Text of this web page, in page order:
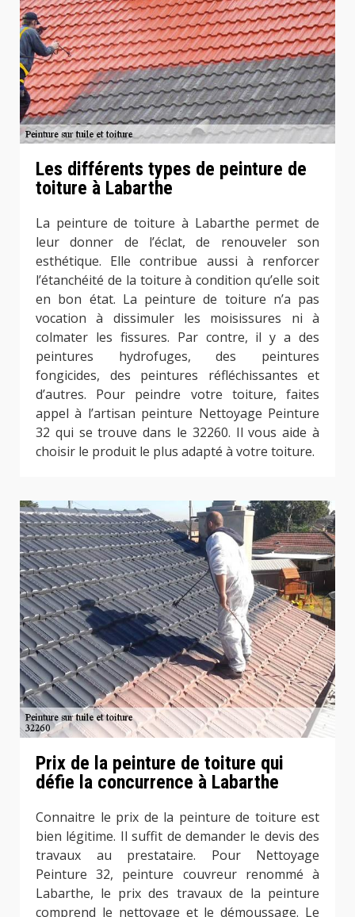
Les différents types de peinture de
toiture à Labarthe
La peinture de toiture à Labarthe permet de
leur donner de l’éclat, de renouveler son
esthétique. Elle contribue aussi à renforcer
l’étanchéité de la toiture à condition qu’elle soit
en bon état. La peinture de toiture n’a pas
vocation à dissimuler les moisissures ni à
colmater les fissures. Par contre, il y a des
peintures hydrofuges, des peintures
fongicides, des peintures réfléchissantes et
d’autres. Pour peindre votre toiture, faites
appel à l’artisan peinture Nettoyage Peinture
32 qui se trouve dans le 32260. Il vous aide à
choisir le produit le plus adapté à votre toiture.
Prix de la peinture de toiture qui
défie la concurrence à Labarthe
Connaitre le prix de la peinture de toiture est
bien légitime. Il suffit de demander le devis des
travaux au prestataire. Pour Nettoyage
Peinture 32, peinture couvreur renommé à
Labarthe, le prix des travaux de la peinture
comprend le nettoyage et le démoussage. Le